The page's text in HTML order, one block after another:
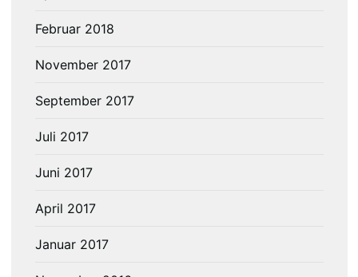
Februar 2018
November 2017
September 2017
Juli 2017
Juni 2017
April 2017
Januar 2017